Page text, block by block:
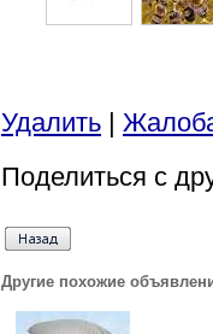
Удалить |
Поделиться с
Другие похожие